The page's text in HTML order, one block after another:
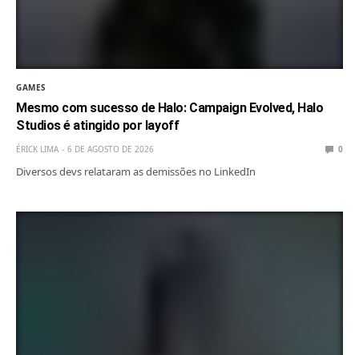
GAMES
Mesmo com sucesso de Halo: Campaign Evolved, Halo
Studios é atingido por layoff
ÉRICK LIMA 6 DE AGOSTO DE 2026 0
Diversos devs relataram as demissões no LinkedIn